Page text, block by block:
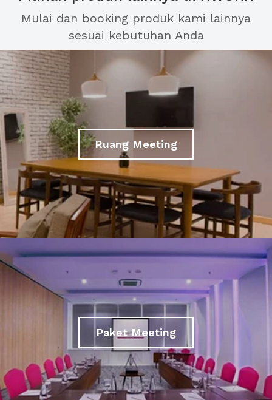
Mulai dan booking produk kami lainnya
sesuai kebutuhan Anda
Ruang Meeting
Paket Meeting